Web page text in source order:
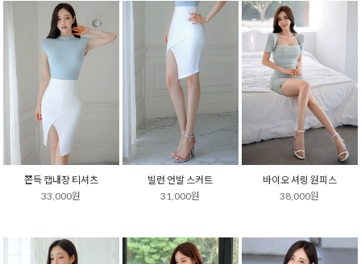
쫀득 캡내장 티셔츠
33,000원
빌런 언발 스커트
31,000원
바이오 셔링 원피스
38,000원